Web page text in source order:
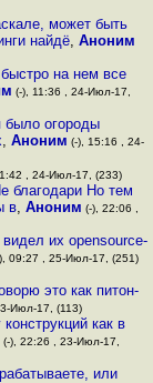
может быть
найдё,Аноним
на нем все
(-), 11:36 , 24-Июл-17,
было огороды
,Аноним (-), 15:16 , 24-
, 24-Июл-17, (233)
благодари Но тем
в, Аноним (-), 22:06 ,
их opensource-
09:27 , 25-Июл-17, (251)
это как питон-
Июл-17, (113)
как в
(-), 22:26 , 23-Июл-17,
или